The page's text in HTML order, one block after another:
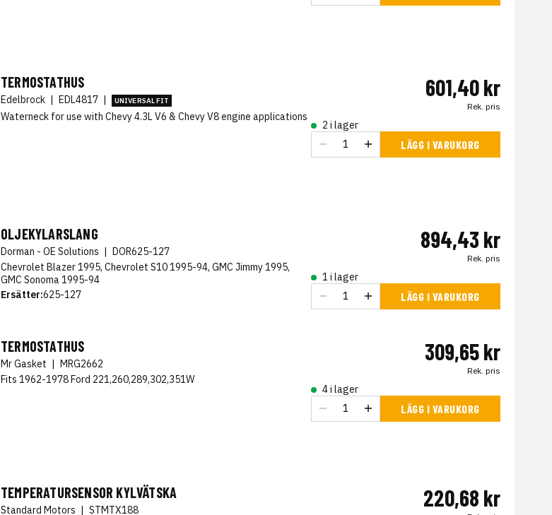
TERMOSTATHUS
Edelbrock | EDL4817 | UNIVERSAL FIT
Waterneck for use with Chevy 4.3L V6 & Chevy V8 engine applications
601,40 kr
Rek. pris
2 i lager
LÄGG I VARUKORG
OLJEKYLARSLANG
Dorman - OE Solutions | DOR625-127
Chevrolet Blazer 1995, Chevrolet S10 1995-94, GMC Jimmy 1995,
GMC Sonoma 1995-94
Ersätter:625-127
894,43 kr
Rek. pris
1 i lager
LÄGG I VARUKORG
TERMOSTATHUS
Mr Gasket | MRG2662
Fits 1962-1978 Ford 221,260,289,302,351W
309,65 kr
Rek. pris
4 i lager
LÄGG I VARUKORG
TEMPERATURSENSOR KYLVÄTSKA
Standard Motors | STMTX188
220,68 kr